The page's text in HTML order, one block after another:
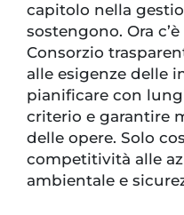
capitolo nella
sostengono. Ora
Consorzio
alle esigenze delle
pianificare con
criterio e garantire
delle opere. Solo
competitività alle
ambientale e